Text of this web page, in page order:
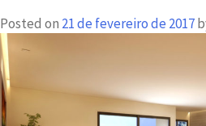
Posted on 21 de fevereiro de 2017